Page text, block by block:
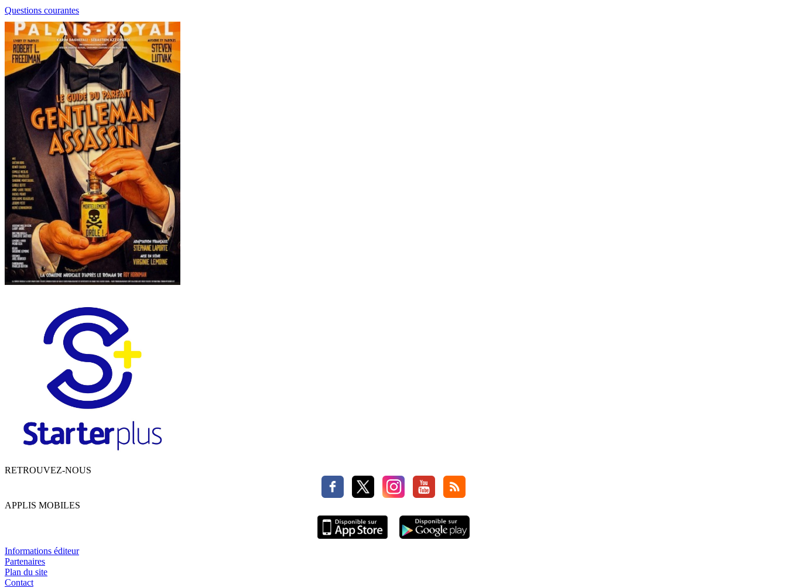
Questions courantes
RETROUVEZ-NOUS
APPLIS MOBILES
Informations éditeur
Partenaires
Plan du site
Contact